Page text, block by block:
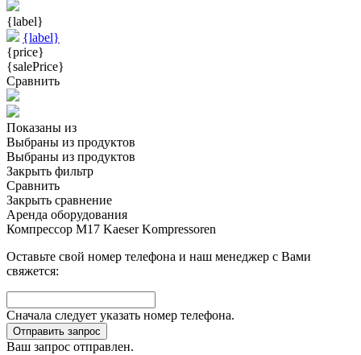
{label}
{label}
{price}
{salePrice}
Сравнить
Показаны из
Выбраны из продуктов
Выбраны из продуктов
Закрыть фильтр
Сравнить
Закрыть сравнение
Аренда оборудования
Компрессор M17 Kaeser Kompressoren
Оставьте свой номер телефона и наш менеджер с Вами
свяжется:
Сначала следует указать номер телефона.
Отправить запрос
Ваш запрос отправлен.